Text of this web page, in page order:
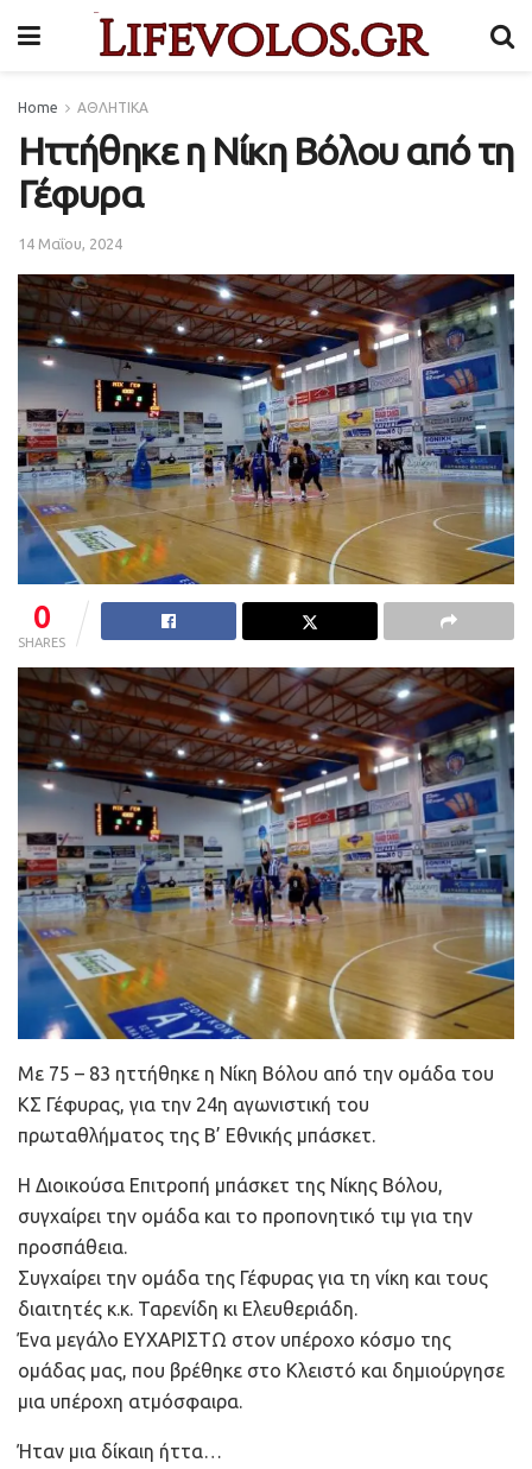
Home ΑΘΛΗΤΙΚΑ
Ηττήθηκε η Νίκη Βόλου από τη
Γέφυρα
14 Μαΐου, 2024
0
SHARES
Με 75 – 83 ηττήθηκε η Νίκη Βόλου από την ομάδα του
ΚΣ Γέφυρας, για την 24η αγωνιστική του
πρωταθλήματος της Β’ Εθνικής μπάσκετ.
Η Διοικούσα Επιτροπή μπάσκετ της Νίκης Βόλου,
συγχαίρει την ομάδα και το προπονητικό τιμ για την
προσπάθεια.
Συγχαίρει την ομάδα της Γέφυρας για τη νίκη και τους
διαιτητές κ.κ. Ταρενίδη κι Ελευθεριάδη.
Ένα μεγάλο ΕΥΧΑΡΙΣΤΩ στον υπέροχο κόσμο της
ομάδας μας, που βρέθηκε στο Κλειστό και δημιούργησε
μια υπέροχη ατμόσφαιρα.
Ήταν μια δίκαιη ήττα…